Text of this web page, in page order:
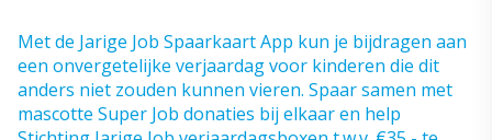
Met de Jarige Job Spaarkaart App kun je bijdragen aan
een onvergetelijke verjaardag voor kinderen die dit
anders niet zouden kunnen vieren. Spaar samen met
mascotte Super Job donaties bij elkaar en help